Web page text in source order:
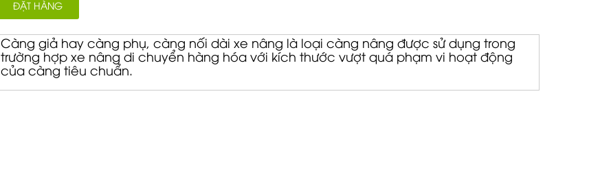
ĐẶT HÀNG
Càng giả hay càng phụ, càng nối dài xe nâng là loại càng nâng được sử dụng trong
trường hợp xe nâng di chuyển hàng hóa với kích thước vượt quá phạm vi hoạt động
của càng tiêu chuẩn.